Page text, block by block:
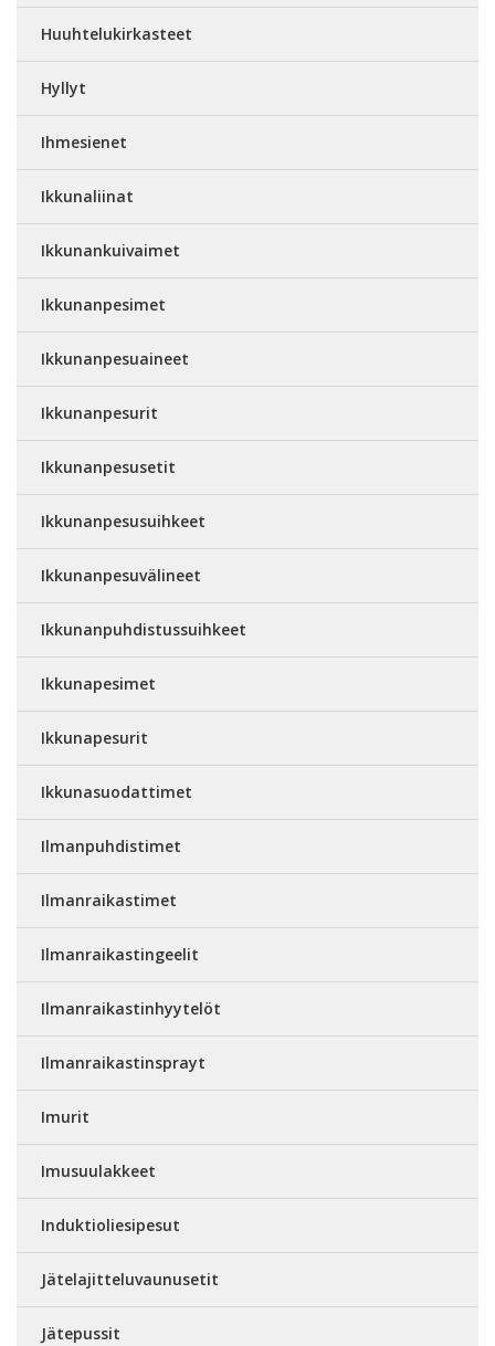
Huuhtelukirkasteet
Hyllyt
Ihmesienet
Ikkunaliinat
Ikkunankuivaimet
Ikkunanpesimet
Ikkunanpesuaineet
Ikkunanpesurit
Ikkunanpesusetit
Ikkunanpesusuihkeet
Ikkunanpesuvälineet
Ikkunanpuhdistussuihkeet
Ikkunapesimet
Ikkunapesurit
Ikkunasuodattimet
Ilmanpuhdistimet
Ilmanraikastimet
Ilmanraikastingeelit
Ilmanraikastinhyytelöt
Ilmanraikastinsprayt
Imurit
Imusuulakkeet
Induktioliesipesut
Jätelajitteluvaunusetit
Jätepussit